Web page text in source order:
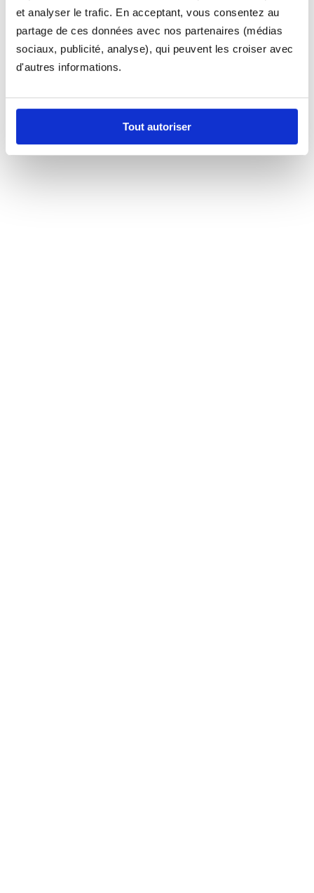
et analyser le trafic. En acceptant, vous consentez au
partage de ces données avec nos partenaires (médias
sociaux, publicité, analyse), qui peuvent les croiser avec
d'autres informations.
Tout autoriser